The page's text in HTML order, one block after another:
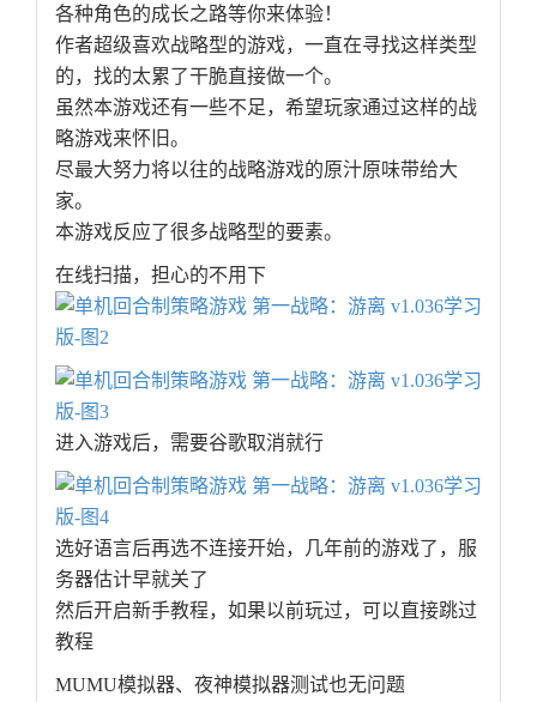
各种角色的成长之路等你来体验！
作者超级喜欢战略型的游戏，一直在寻找这样类型
的，找的太累了干脆直接做一个。
虽然本游戏还有一些不足，希望玩家通过这样的战
略游戏来怀旧。
尽最大努力将以往的战略游戏的原汁原味带给大
家。
本游戏反应了很多战略型的要素。
在线扫描，担心的不用下
进入游戏后，需要谷歌取消就行
选好语言后再选不连接开始，几年前的游戏了，服
务器估计早就关了
然后开启新手教程，如果以前玩过，可以直接跳过
教程
MUMU模拟器、夜神模拟器测试也无问题